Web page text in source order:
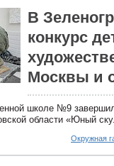
В
конкурс
Москвы и
школе №9
области «Юный
Окружная